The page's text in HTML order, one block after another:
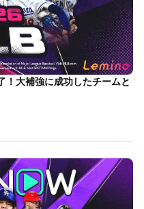
！大補強に成功したチームと